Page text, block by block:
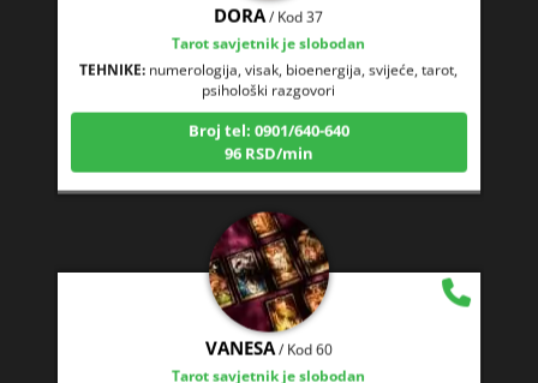
Tarot savjetnik je slobodan
numerologija, visak, bioenergija, svijeće, tarot,
psihološki razgovori
Broj tel: 0901/640-640
96 RSD/min
VANESA/ Kod 60
Tarot savjetnik je slobodan
TEHNIKE:tarot